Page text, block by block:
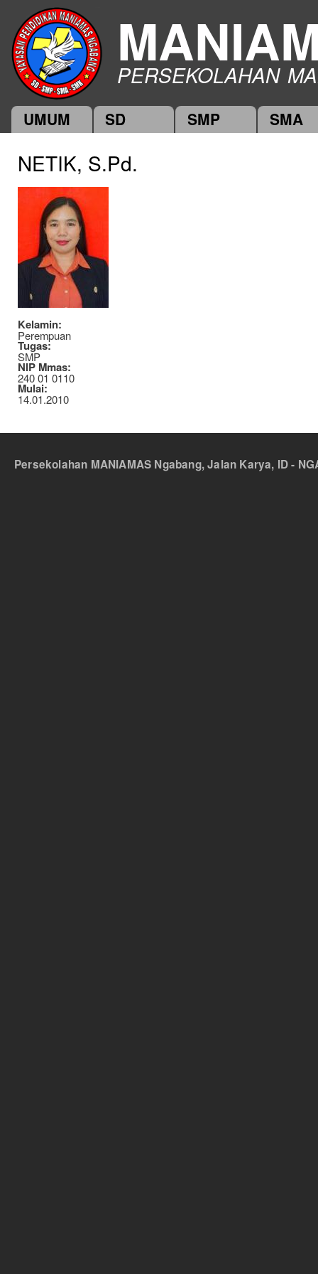
PERSEKOLAHAN
Main menu
UMUM SD SMP SMA
NETIK, S.Pd.
Kelamin:
Perempuan
Tugas:
SMP
NIP Mmas:
240 01 0110
Mulai:
14.01.2010
Persekolahan MANIAMAS Ngabang, Jalan Karya, ID -